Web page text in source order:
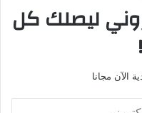
ليصلك كل
الآن مجانا